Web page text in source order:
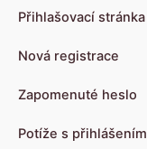
Přihlašovací stránka
Nová registrace
Zapomenuté heslo
Potíže s přihlášením